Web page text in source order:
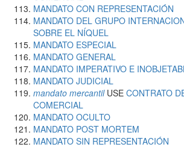
MANDATO CON REPRESENTACIÓN
MANDATO DEL GRUPO
SOBRE EL NÍQUEL
MANDATO ESPECIAL
MANDATO GENERAL
MANDATO IMPERATIVO E
MANDATO JUDICIAL
mandato mercantilUSE CONTRATO
COMERCIAL
MANDATO OCULTO
MANDATO POST MORTEM
MANDATO SIN REPRESENTACIÓN